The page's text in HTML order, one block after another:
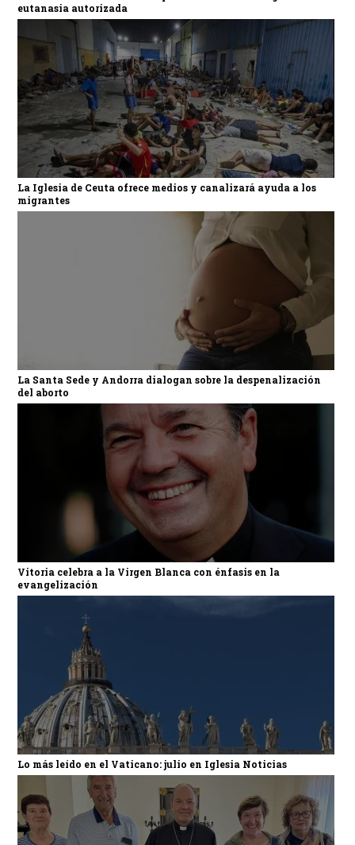
eutanasia autorizada
La Iglesia de Ceuta ofrece medios y canalizará ayuda a los
migrantes
La Santa Sede y Andorra dialogan sobre la despenalización
del aborto
Vitoria celebra a la Virgen Blanca con énfasis en la
evangelización
Lo más leído en el Vaticano: julio en Iglesia Noticias